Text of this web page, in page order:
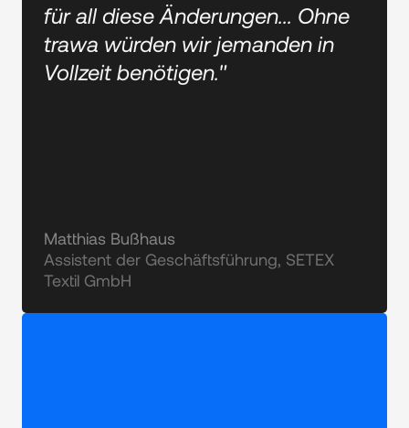
für all diese Änderungen... Ohne
trawa würden wir jemanden in
Vollzeit benötigen."
Matthias Bußhaus
Assistent der Geschäftsführung, SETEX
Textil GmbH